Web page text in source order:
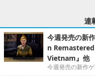
連
今週発売の新
n
Vietnam』他
今週発売の新作ゲ